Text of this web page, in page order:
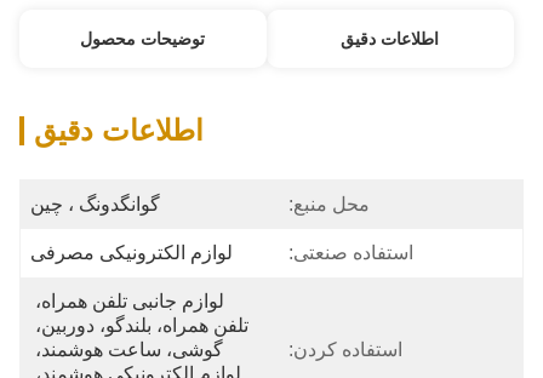
اطلاعات دقیق توضیحات محصول
اطلاعات دقیق
محل منبع: گوانگدونگ ، چین
استفاده صنعتی: لوازم الکترونیکی مصرفی
استفاده کردن: